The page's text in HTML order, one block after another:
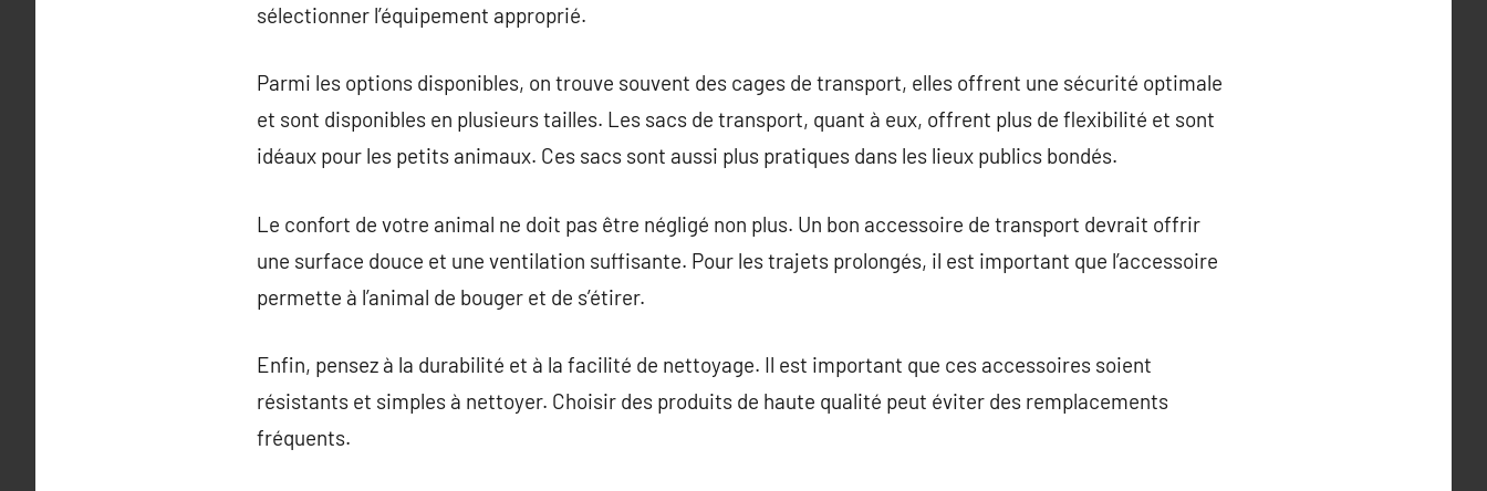
sélectionner l’équipement approprié.
Parmi les options disponibles, on trouve souvent des cages de transport, elles offrent une sécurité optimale
et sont disponibles en plusieurs tailles. Les sacs de transport, quant à eux, offrent plus de flexibilité et sont
idéaux pour les petits animaux. Ces sacs sont aussi plus pratiques dans les lieux publics bondés.
Le confort de votre animal ne doit pas être négligé non plus. Un bon accessoire de transport devrait offrir
une surface douce et une ventilation suffisante. Pour les trajets prolongés, il est important que l’accessoire
permette à l’animal de bouger et de s’étirer.
Enfin, pensez à la durabilité et à la facilité de nettoyage. Il est important que ces accessoires soient
résistants et simples à nettoyer. Choisir des produits de haute qualité peut éviter des remplacements
fréquents.